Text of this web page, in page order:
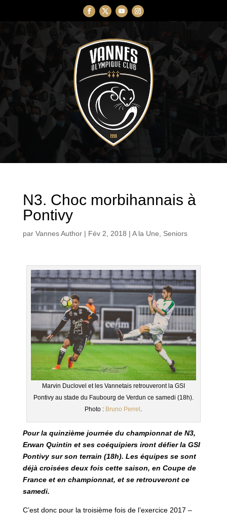
N3. Choc morbihannais à
Pontivy
par Vannes Author| Fév 2, 2018 | A la Une, Seniors
Marvin Duclovel et les Vannetais retrouveront la GSI
Pontivy au stade du Faubourg de Verdun ce samedi (18h).
Photo : Bruno Perrel
Pour la quinzième journée du championnat de N3,
Erwan Quintin et ses coéquipiers iront défier la GSI
Pontivy sur son terrain (18h). Les équipes se sont
déjà croisées deux fois cette saison, en Coupe de
France et en championnat, et se retrouveront ce
samedi.
C’est donc pour la troisième fois de l’exercice 2017 –